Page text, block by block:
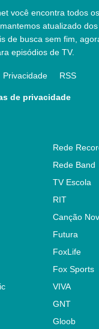
você encontra todos
atualizado
de busca sem fim,
episódios de TV.
Privacidade RSS
de privacidade
Rede
Rede Band
TV Escola
RIT
Canção
Futura
FoxLife
Fox Sports
VIVA
GNT
Gloob